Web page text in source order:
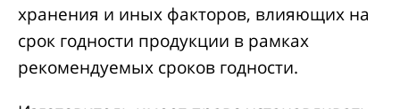
хранения и иных факторов, влияющих на
срок годности продукции в рамках
рекомендуемых сроков годности.